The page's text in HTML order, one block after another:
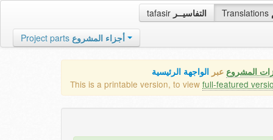
tafasir التفاسيــر Translations
Project parts أجزاء المشروع
المشروع عبر الواجهة الرئيسية
This is a printable version, to view full-featured